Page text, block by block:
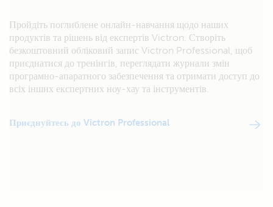
Пройдіть поглиблене онлайн-навчання щодо наших
продуктів та рішень від експертів Victron. Створіть
безкоштовний обліковий запис Victron Professional, щоб
приєднатися до тренінгів, переглядати журнали змін
програмно-апаратного забезпечення та отримати доступ до
всіх інших експертних ноу-хау та інструментів.
Приєднуйтесь до Victron Professional